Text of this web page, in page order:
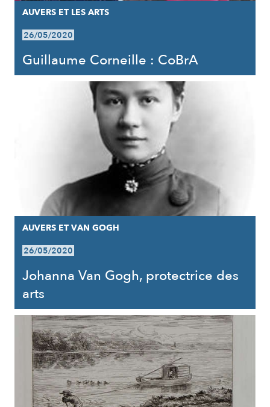
AUVERS ET LES ARTS
26/05/2020
Guillaume Corneille : CoBrA
AUVERS ET VAN GOGH
26/05/2020
Johanna Van Gogh, protectrice des
arts